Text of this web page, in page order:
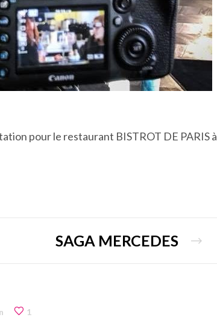
pour le restaurant BISTROT DE PARIS à
SAGA MERCEDES
1